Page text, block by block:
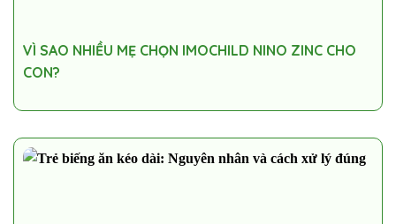
VÌ SAO NHIỀU MẸ CHỌN IMOCHILD NINO ZINC CHO
CON?